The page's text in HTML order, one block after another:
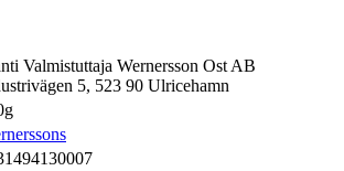
Valmistuttaja Wernersson Ost AB
5, 523 90 Ulricehamn